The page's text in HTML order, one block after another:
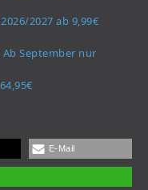
2027 ab 9,99€
September nur
E-Mail